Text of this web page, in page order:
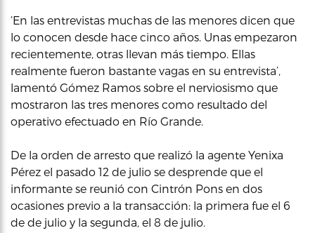
‘En las entrevistas muchas de las menores dicen que
lo conocen desde hace cinco años. Unas empezaron
recientemente, otras llevan más tiempo. Ellas
realmente fueron bastante vagas en su entrevista’,
lamentó Gómez Ramos sobre el nerviosismo que
mostraron las tres menores como resultado del
operativo efectuado en Río Grande.
De la orden de arresto que realizó la agente Yenixa
Pérez el pasado 12 de julio se desprende que el
informante se reunió con Cintrón Pons en dos
ocasiones previo a la transacción: la primera fue el 6
de de julio y la segunda, el 8 de julio.